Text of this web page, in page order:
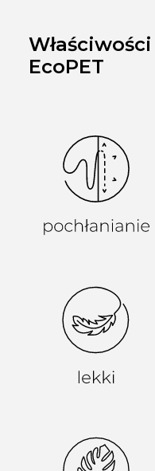
EcoPET